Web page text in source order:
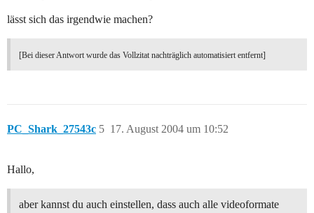
lässt sich das irgendwie machen?
[Bei dieser Antwort wurde das Vollzitat nachträglich automatisiert entfernt]
PC_Shark_27543c 17. August 2004 um 10:52
5
Hallo,
aber kannst du auch einstellen, dass auch alle videoformate